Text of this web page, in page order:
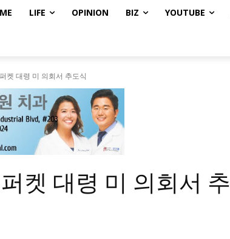
LIFE OPINION BIZ YOUTUBE
켓 대령 미 의회서 추도식
퍼켓 대령 미 의회서 추